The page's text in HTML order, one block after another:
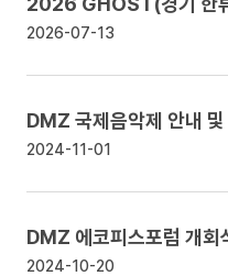
2026-07-13
DMZ 국제음악제 안내 및
2024-11-01
DMZ 에코피스포럼 개회
2024-10-20